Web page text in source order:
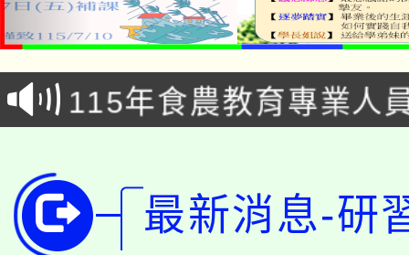
淨零綠生活教案入校路
會
115年食農教育專業人
學期銜接期間理賠案件
學籍身 分審查程序及
版
淨零綠領人才培育課程
公告本校115學年度第
最新消息-研